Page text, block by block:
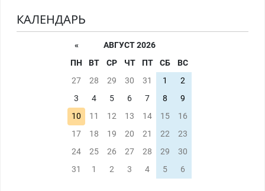
КАЛЕНДАРЬ
«
АВГУСТ 2026
ПН
ВТ СР ЧТ ПТ СБ
ВС
27
28 29 30 31 1
2
3
4 5 6 7 8
9
10
11 12 13 14 15
16
17
18 19 20 21 22
23
24
25 26 27 28 29
30
31
1 2 3 4 5 6